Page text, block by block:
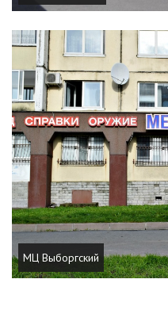
МЦ Выборгский